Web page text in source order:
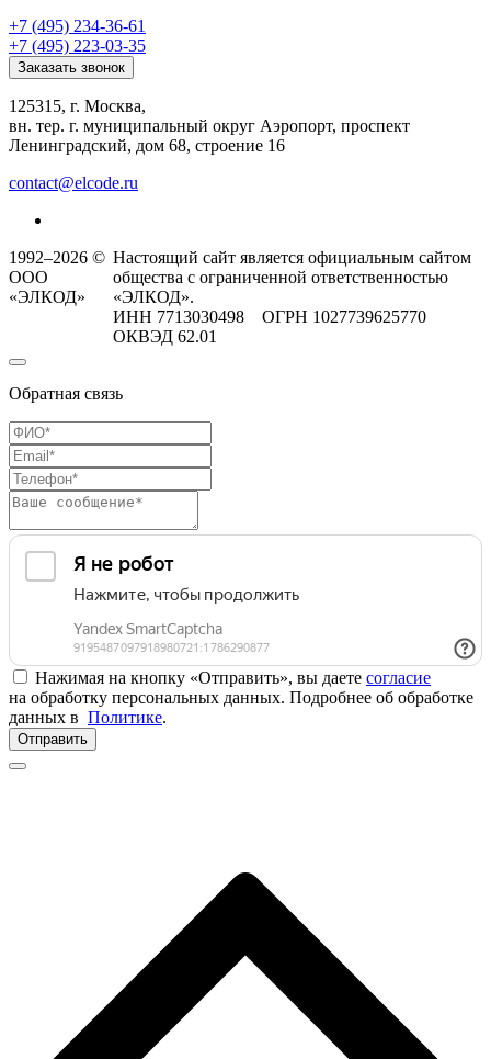
+7 (495) 234-36-61
+7 (495) 223-03-35
Заказать звонок
125315, г. Москва,
вн. тер. г. муниципальный округ Аэропорт, проспект
Ленинградский, дом 68, строение 16
contact@elcode.ru
1992–2026 ©
ООО
«ЭЛКОД»
Настоящий сайт является официальным сайтом
общества с ограниченной ответственностью
«ЭЛКОД».
ИНН 7713030498 ОГРН 1027739625770
ОКВЭД 62.01
Обратная связь
Нажимая на кнопку «Отправить», вы даете согласие
на обработку персональных данных. Подробнее об обработке
данных в Политике.
Отправить